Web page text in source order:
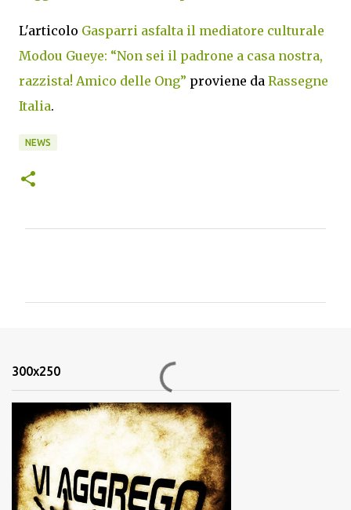
L'articolo Gasparri asfalta il mediatore culturale
Modou Gueye: “Non sei il padrone a casa nostra,
razzista! Amico delle Ong” proviene da Rassegne
Italia.
NEWS
n
i
300x250